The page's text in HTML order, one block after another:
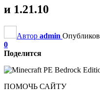
и 1.21.10
Автор admin
0
Поделится
ПОМОЧЬ САЙТУ